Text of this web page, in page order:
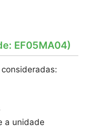
EF05MA04)
a unidade